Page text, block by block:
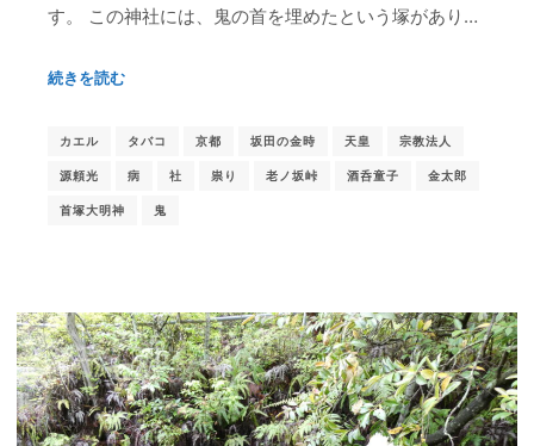
す。 この神社には、鬼の首を埋めたという塚があり…
続きを読む
カエル タバコ 京都 坂田の金時 天皇 宗教法人
源頼光 病 社 祟り 老ノ坂峠 酒呑童子 金太郎
首塚大明神 鬼